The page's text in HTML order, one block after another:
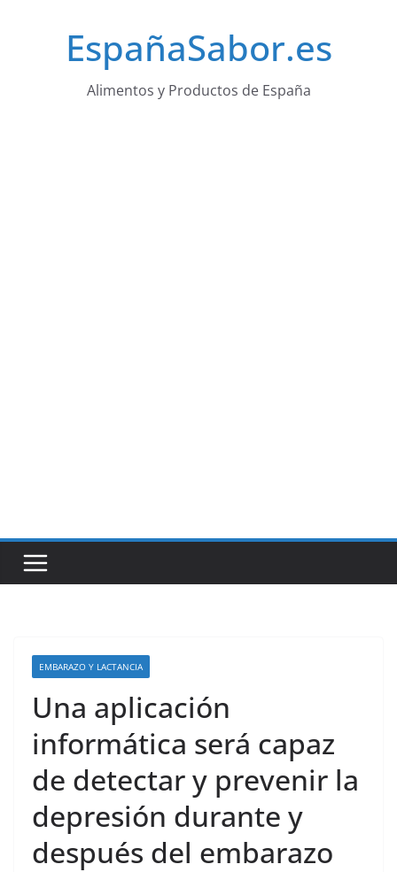
EspañaSabor.es
Alimentos y Productos de España
EMBARAZO Y LACTANCIA
Una aplicación
informática será capaz
de detectar y prevenir la
depresión durante y
después del embarazo